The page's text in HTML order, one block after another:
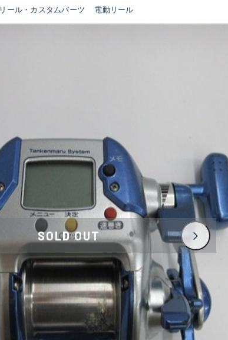
リール・カスタムパーツ 電動リール
SOLD OUT